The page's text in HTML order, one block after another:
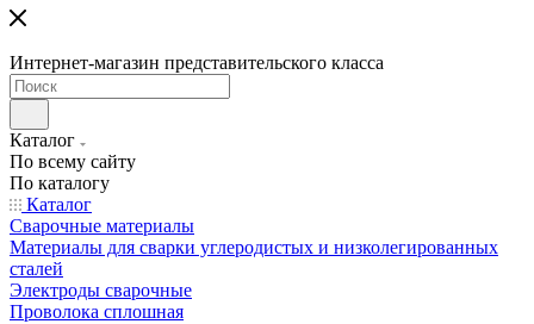
Интернет-магазин представительского класса
Каталог
По всему сайту
По каталогу
Каталог
Сварочные материалы
Материалы для сварки углеродистых и низколегированных
сталей
Электроды сварочные
Проволока сплошная